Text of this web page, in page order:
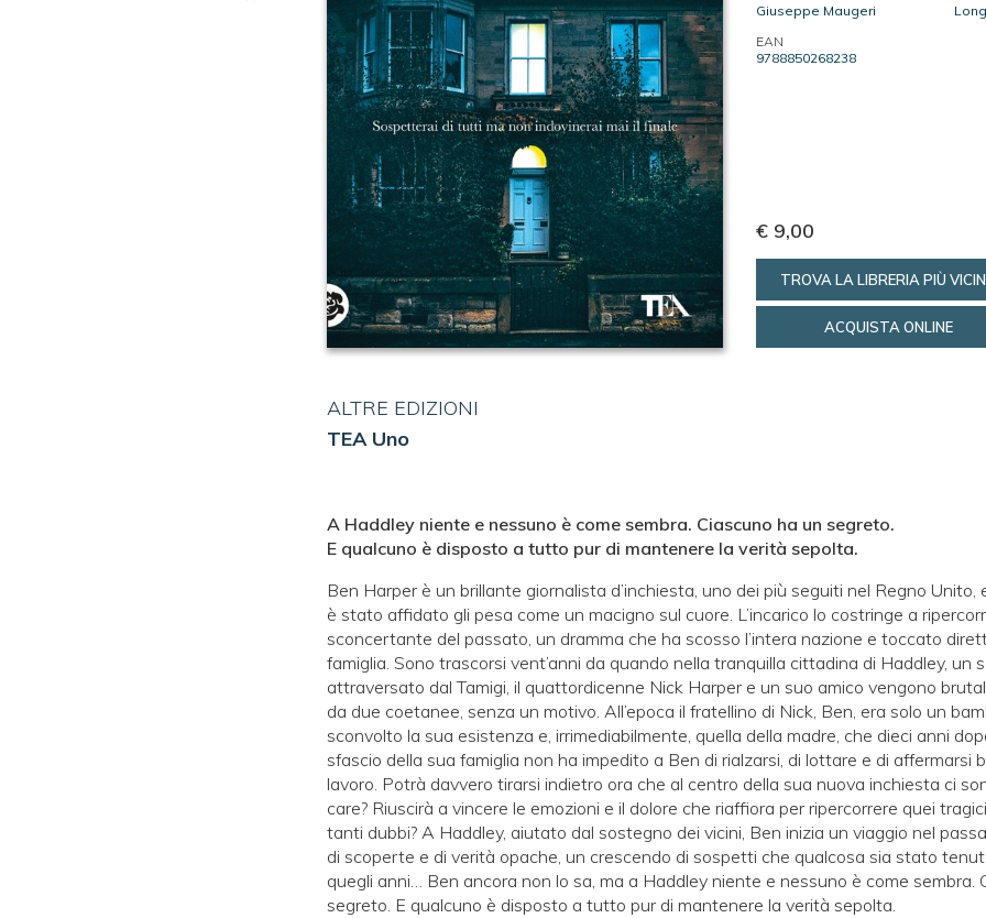
€ 9,00
TROVA LA LIBRERIA PIÙ
ACQUISTA ONLINE
Giuseppe Maugeri
EAN
9788850268238
ALTRE EDIZIONI
TEA Uno
A Haddley niente e nessuno è come sembra. Ciascuno ha un segreto.
E qualcuno è disposto a tutto pur di mantenere la verità sepolta.
Ben Harper è un brillante giornalista d’inchiesta, uno dei più seguiti nel Regno Unito,
è stato affidato gli pesa come un macigno sul cuore. L’incarico lo costringe a
sconcertante del passato, un dramma che ha scosso l’intera nazione e toccato
famiglia. Sono trascorsi vent’anni da quando nella tranquilla cittadina di Haddley, un
attraversato dal Tamigi, il quattordicenne Nick Harper e un suo amico vengono
da due coetanee, senza un motivo. All’epoca il fratellino di Nick, Ben, era solo un
sconvolto la sua esistenza e, irrimediabilmente, quella della madre, che dieci anni
sfascio della sua famiglia non ha impedito a Ben di rialzarsi, di lottare e di affermarsi
lavoro. Potrà davvero tirarsi indietro ora che al centro della sua nuova inchiesta ci
care? Riu­scirà a vincere le emozioni e il dolore che riaffiora per ripercorrere quei
tanti dubbi? A Haddley, aiutato dal sostegno dei vicini, Ben inizia un viaggio nel
di scoperte e di verità opache, un crescendo di sospetti che qualcosa sia stato
quegli anni… Ben ancora non lo sa, ma a Haddley niente e nessuno è come sembra.
segreto. E qualcuno è disposto a tutto pur di mantenere la verità sepolta.